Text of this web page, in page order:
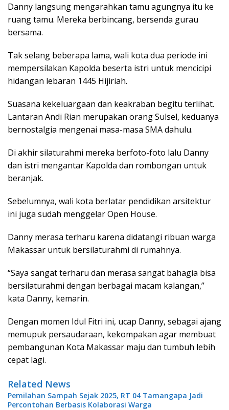
Danny langsung mengarahkan tamu agungnya itu ke
ruang tamu. Mereka berbincang, bersenda gurau
bersama.
Tak selang beberapa lama, wali kota dua periode ini
mempersilakan Kapolda beserta istri untuk mencicipi
hidangan lebaran 1445 Hijiriah.
Suasana kekeluargaan dan keakraban begitu terlihat.
Lantaran Andi Rian merupakan orang Sulsel, keduanya
bernostalgia mengenai masa-masa SMA dahulu.
Di akhir silaturahmi mereka berfoto-foto lalu Danny
dan istri mengantar Kapolda dan rombongan untuk
beranjak.
Sebelumnya, wali kota berlatar pendidikan arsitektur
ini juga sudah menggelar Open House.
Danny merasa terharu karena didatangi ribuan warga
Makassar untuk bersilaturahmi di rumahnya.
“Saya sangat terharu dan merasa sangat bahagia bisa
bersilaturahmi dengan berbagai macam kalangan,”
kata Danny, kemarin.
Dengan momen Idul Fitri ini, ucap Danny, sebagai ajang
memupuk persaudaraan, kekompakan agar membuat
pembangunan Kota Makassar maju dan tumbuh lebih
cepat lagi.
Related News
Pemilahan Sampah Sejak 2025, RT 04 Tamangapa Jadi
Percontohan Berbasis Kolaborasi Warga